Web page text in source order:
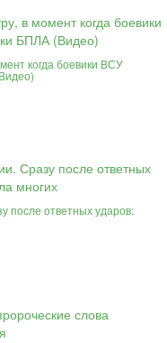
когда боевики ВСУ
после ответных ударов: